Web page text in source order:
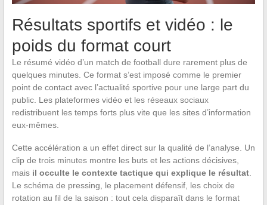
Résultats sportifs et vidéo : le
poids du format court
Le résumé vidéo d’un match de football dure rarement plus de
quelques minutes. Ce format s’est imposé comme le premier
point de contact avec l’actualité sportive pour une large part du
public. Les plateformes vidéo et les réseaux sociaux
redistribuent les temps forts plus vite que les sites d’information
eux-mêmes.
Cette accélération a un effet direct sur la qualité de l’analyse. Un
clip de trois minutes montre les buts et les actions décisives,
mais il occulte le contexte tactique qui explique le résultat.
Le schéma de pressing, le placement défensif, les choix de
rotation au fil de la saison : tout cela disparaît dans le format